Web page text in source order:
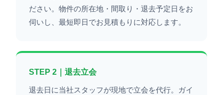
ださい。物件の所在地・間取り・退去予定日をお
伺いし、最短即日でお見積もりに対応します。
STEP 2｜退去立会
退去日に当社スタッフが現地で立会を代行。ガイ